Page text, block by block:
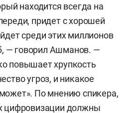
находится всегда на
придет с хорошей
среди этих миллионов
— говорил Ашманов. —
повышает хрупкость
угроз, и никакое
По мнению спикера,
цифровизации должны